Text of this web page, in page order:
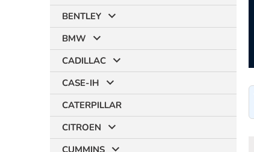
BENTLEY
BMW
CADILLAC
CASE-IH
CATERPILLAR
CITROEN
CUMMINS